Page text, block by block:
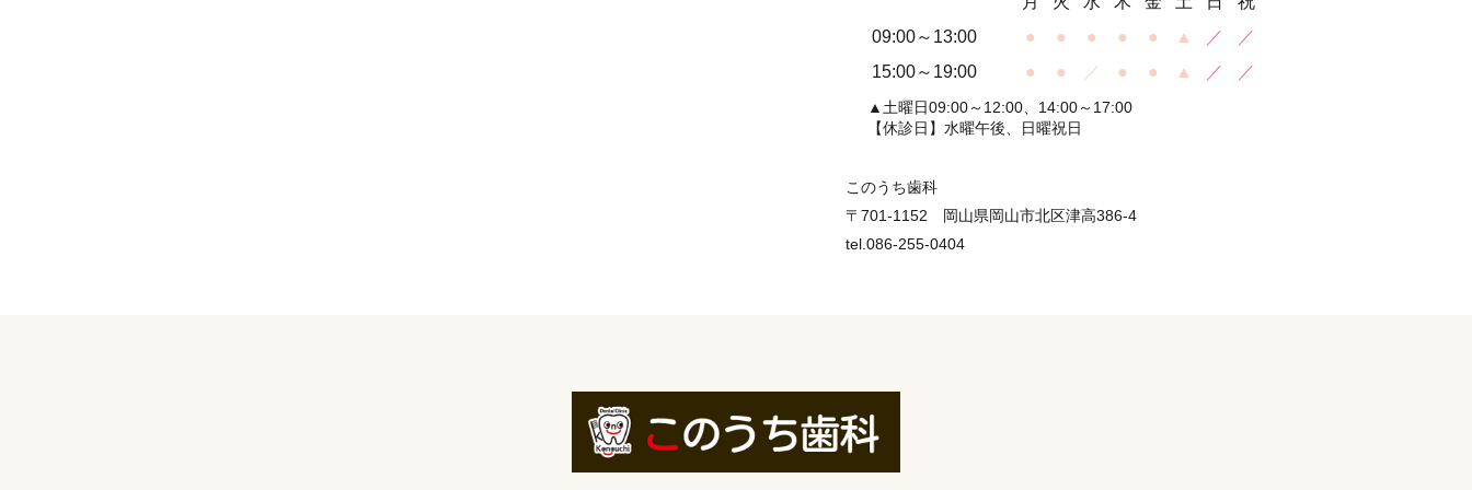
09:00～13:00
● ● ● ● ● ▲ ／
／
15:00～19:00
● ● ／ ● ● ▲ ／ ／
▲土曜日09:00～12:00、14:00～17:00
【休診日】水曜午後、日曜祝日
このうち歯科
〒701-1152 岡山県岡山市北区津高386-4
tel.086-255-0404